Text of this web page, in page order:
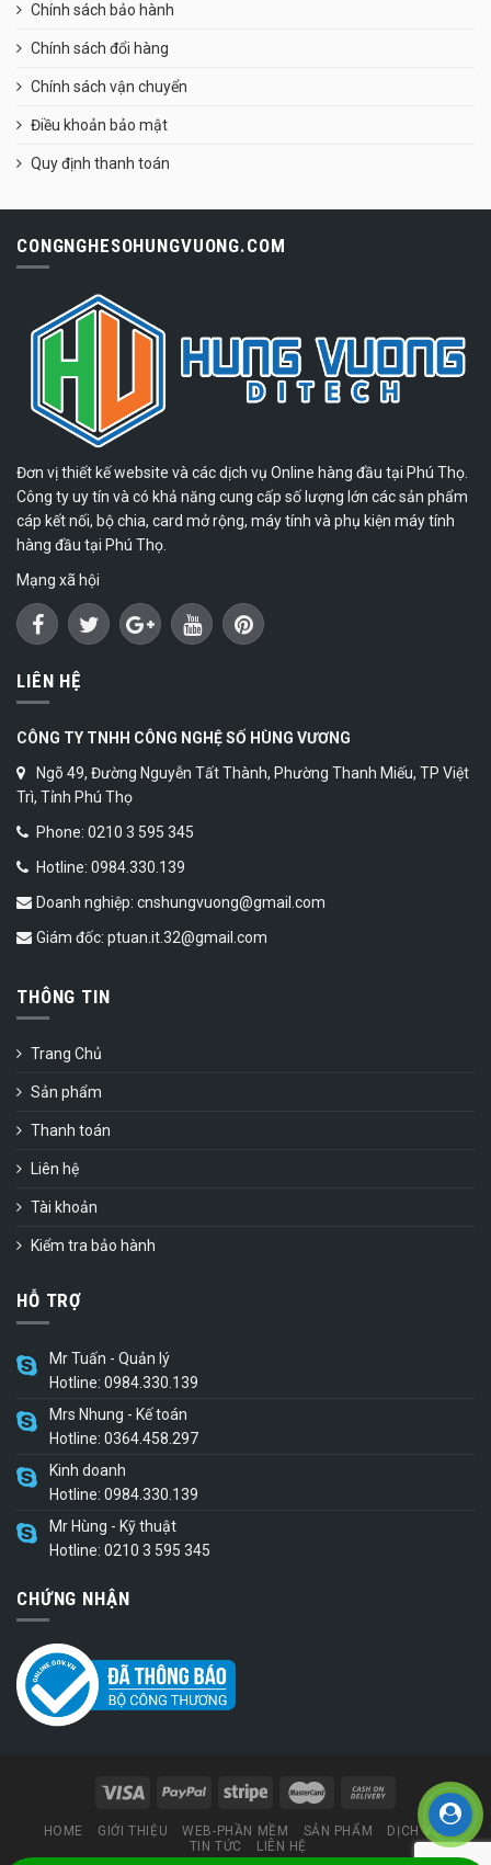
Chính sách bảo hành
Chính sách đổi hàng
Chính sách vận chuyển
Điều khoản bảo mật
Quy định thanh toán
CONGNGHESOHUNGVUONG.COM
Đơn vị thiết kế website và các dịch vụ Online hàng đầu tại Phú Thọ.
Công ty uy tín và có khả năng cung cấp số lượng lớn các sản phẩm
cáp kết nối, bộ chia, card mở rộng, máy tính và phụ kiện máy tính
hàng đầu tại Phú Thọ.
Mạng xã hội
LIÊN HỆ
CÔNG TY TNHH CÔNG NGHỆ SỐ HÙNG VƯƠNG
Ngõ 49, Đường Nguyễn Tất Thành, Phường Thanh Miếu, TP Việt
Trì, Tỉnh Phú Thọ
Phone: 0210 3 595 345
Hotline: 0984.330.139
Doanh nghiệp: cnshungvuong@gmail.com
Giám đốc: ptuan.it.32@gmail.com
THÔNG TIN
Trang Chủ
Sản phẩm
Thanh toán
Liên hệ
Tài khoản
Kiểm tra bảo hành
HỖ TRỢ
Mr Tuấn - Quản lý
Hotline: 0984.330.139
Mrs Nhung - Kế toán
Hotline: 0364.458.297
Kinh doanh
Hotline: 0984.330.139
Mr Hùng - Kỹ thuật
Hotline: 0210 3 595 345
CHỨNG NHẬN
HOME GIỚI THIỆU WEB-PHẦN MỀM SẢN PHẨM
DỊCH VỤ
TIN TỨC
LIÊN HỆ